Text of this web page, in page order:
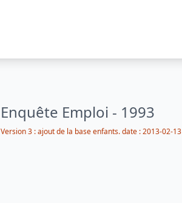
Enquête Emploi - 1993
Version 3 : ajout de la base enfants. date : 2013-02-13